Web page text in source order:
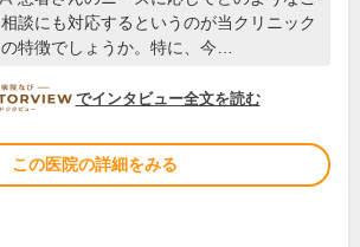
相談にも対応するというのが当クリニック
の特徴でしょうか。特に、今…
DOCTORVIEW
でインタビュー全文を読む
この医院の詳細をみる